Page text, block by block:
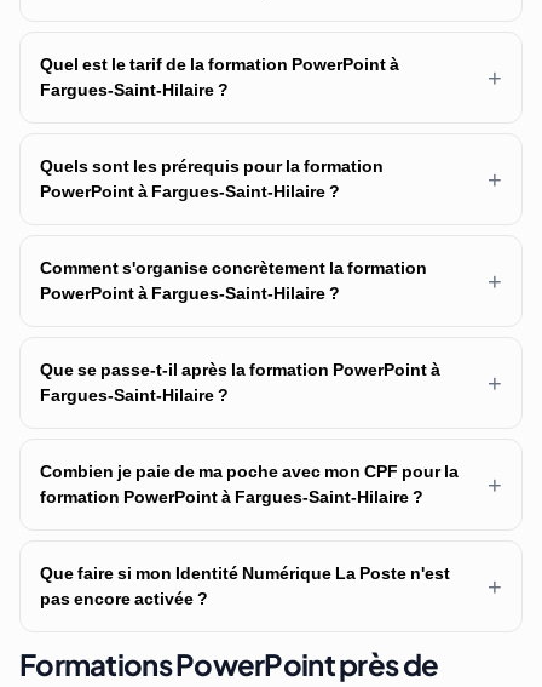
Quel est le tarif de la formation PowerPoint à
Fargues-Saint-Hilaire ?
+
Quels sont les prérequis pour la formation
PowerPoint à Fargues-Saint-Hilaire ?
+
Comment s'organise concrètement la formation
PowerPoint à Fargues-Saint-Hilaire ?
+
Que se passe-t-il après la formation PowerPoint à
Fargues-Saint-Hilaire ?
+
Combien je paie de ma poche avec mon CPF pour la
formation PowerPoint à Fargues-Saint-Hilaire ?
+
Que faire si mon Identité Numérique La Poste n'est
pas encore activée ?
+
Formations PowerPoint près de